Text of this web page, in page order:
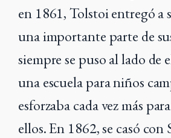
en 1861, Tolstoi entregó a
una importante parte de
siempre se puso al lado de
una escuela para niños
esforzaba cada vez más
ellos. En 1862, se casó con